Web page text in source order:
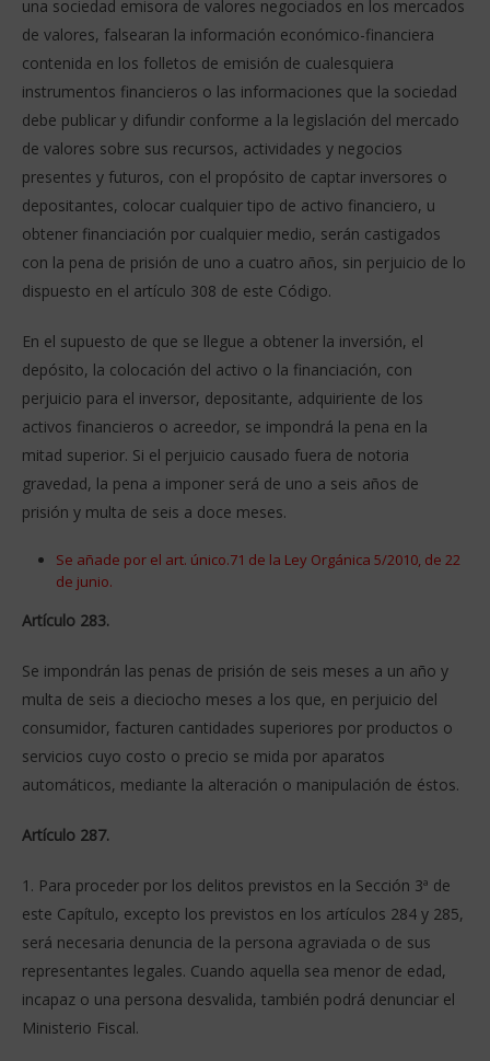
una sociedad emisora de valores negociados en los mercados
de valores, falsearan la información económico-financiera
contenida en los folletos de emisión de cualesquiera
instrumentos financieros o las informaciones que la sociedad
debe publicar y difundir conforme a la legislación del mercado
de valores sobre sus recursos, actividades y negocios
presentes y futuros, con el propósito de captar inversores o
depositantes, colocar cualquier tipo de activo financiero, u
obtener financiación por cualquier medio, serán castigados
con la pena de prisión de uno a cuatro años, sin perjuicio de lo
dispuesto en el artículo 308 de este Código.
En el supuesto de que se llegue a obtener la inversión, el
depósito, la colocación del activo o la financiación, con
perjuicio para el inversor, depositante, adquiriente de los
activos financieros o acreedor, se impondrá la pena en la
mitad superior. Si el perjuicio causado fuera de notoria
gravedad, la pena a imponer será de uno a seis años de
prisión y multa de seis a doce meses.
Se añade por el art. único.71 de la Ley Orgánica 5/2010, de 22
de junio.
Artículo 283.
Se impondrán las penas de prisión de seis meses a un año y
multa de seis a dieciocho meses a los que, en perjuicio del
consumidor, facturen cantidades superiores por productos o
servicios cuyo costo o precio se mida por aparatos
automáticos, mediante la alteración o manipulación de éstos.
Artículo 287.
1. Para proceder por los delitos previstos en la Sección 3ª de
este Capítulo, excepto los previstos en los artículos 284 y 285,
será necesaria denuncia de la persona agraviada o de sus
representantes legales. Cuando aquella sea menor de edad,
incapaz o una persona desvalida, también podrá denunciar el
Ministerio Fiscal.